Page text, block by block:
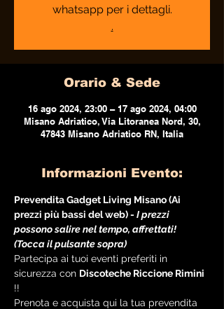
whatsapp per i dettagli.
.
Orario & Sede
16 ago 2024, 23:00 – 17 ago 2024, 04:00
Misano Adriatico, Via Litoranea Nord, 30,
47843 Misano Adriatico RN, Italia
Informazioni Evento:
Prevendita Gadget Living Misano (Ai
prezzi più bassi del web) - I prezzi
possono salire nel tempo, affrettati!
(Tocca il pulsante sopra)
Partecipa ai tuoi eventi preferiti in
sicurezza con Discoteche Riccione Rimini
!!
Prenota e acquista qui la tua prevendita